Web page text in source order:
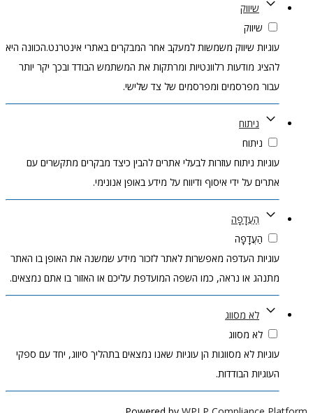
שיווק
שיווק
עוגיות שיווק משמשות למעקב אחר המבקרים באתרי אינטרנט.הכוונה היא
להציג מודעות רלוונטיות ומרתקות את המשתמש הבודד ובכך יקר יותר
עבור מפרסמים ומפרסמים של צד שלישי.
ניתוח
ניתוח
עוגיות ניתוח עוזרות לבעלי אתרים להבין כיצד מבקרים מתקשרים עם
אתרים על ידי איסוף ודיווח על מידע באופן אנונימי.
הַעֲדָפָה
הַעֲדָפָה
עוגיות העדפה מאפשרות לאתר לזכור מידע שמשנה את האופן בו האתר
מתנהג או נראה, כמו השפה המועדפת עליכם או האזור בו אתם נמצאים.
לא מסווג
לא מסווג
עוגיות לא מסווגות הן עוגיות שאנו נמצאים בתהליך סיווג, יחד עם ספקי
העוגיות הבודדות.